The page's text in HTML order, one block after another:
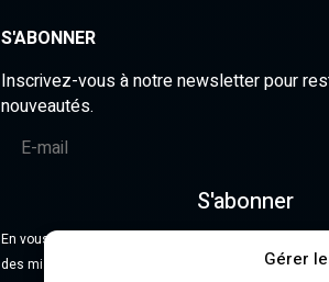
Gérer
S'ABONNER
Inscrivez-vous à notre newsletter pour
nouveautés.
S'abonner
En vous abonnant, vous acceptez notre politique de
des mises à jour.